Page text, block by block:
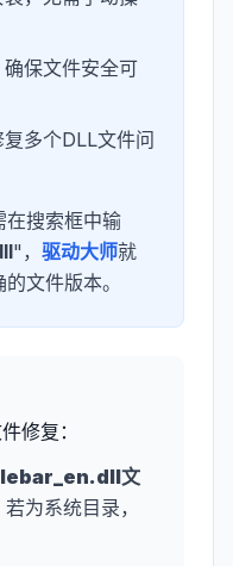
保文件安全可
多个DLL文件问
在搜索框中输
"， 驱动大师就
文件版本。
修复：
文
若为系统目录，